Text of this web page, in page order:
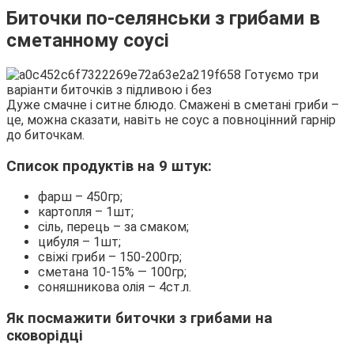
Биточки по-селянськи з грибами в
сметанному соусі
Дуже смачне і ситне блюдо. Смажені в сметані гриби –
це, можна сказати, навіть не соус а повноцінний гарнір
до биточкам.
Список продуктів на 9 штук:
фарш – 450гр;
картопля – 1шт;
сіль, перець – за смаком;
цибуля – 1шт;
свіжі гриби – 150-200гр;
сметана 10-15% — 100гр;
соняшникова олія – 4ст.л.
Як посмажити биточки з грибами на
сковорідці